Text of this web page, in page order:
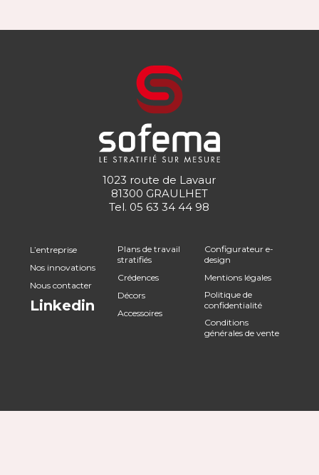
1023 route de Lavaur
81300 GRAULHET
Tel. 05 63 34 44 98
L’entreprise
Nos innovations
Nous contacter
Linkedin
Plans de travail
stratifiés
Crédences
Décors
Accessoires
Configurateur e-
design
Mentions légales
Politique de
confidentialité
Conditions
générales de vente